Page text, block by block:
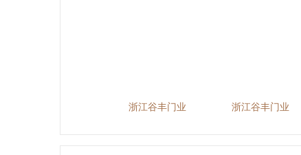
浙江谷丰门业 浙江谷丰门业